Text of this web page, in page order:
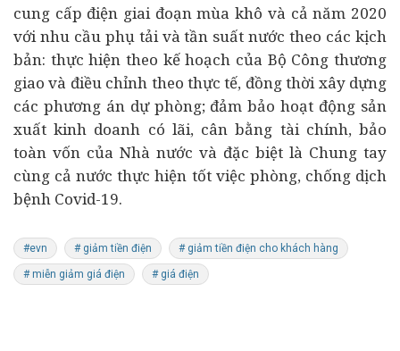
cung cấp điện giai đoạn mùa khô và cả năm 2020
với nhu cầu phụ tải và tần suất nước theo các kịch
bản: thực hiện theo kế hoạch của Bộ Công thương
giao và điều chỉnh theo thực tế, đồng thời xây dựng
các phương án dự phòng; đảm bảo hoạt động sản
xuất kinh doanh có lãi, cân bằng tài chính, bảo
toàn vốn của Nhà nước và đặc biệt là Chung tay
cùng cả nước thực hiện tốt việc phòng, chống dịch
bệnh Covid-19.
#evn # giảm tiền điện # giảm tiền điện cho khách hàng
# miễn giảm giá điện # giá điện